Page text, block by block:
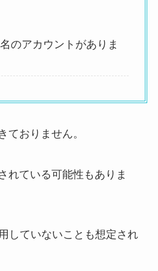
のアカウントがありま
ておりません。
れている可能性もありま
していないことも想定され